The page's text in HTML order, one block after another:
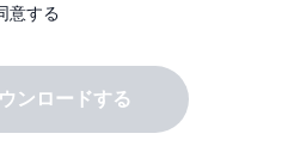
意する
ンロードする